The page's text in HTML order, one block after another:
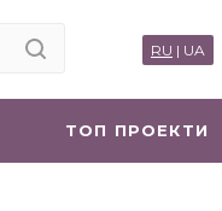
RU | UA
ТОП ПРОЕКТИ